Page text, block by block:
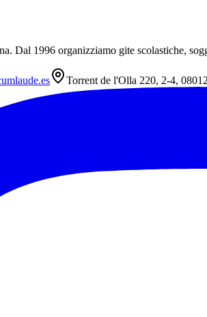
Dal 1996 organizziamo gite scolastiche,
Torrent de l'Olla 220, 2-4, 08012